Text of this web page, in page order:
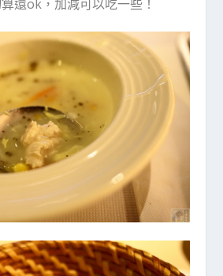
還ok，加減可以吃一些！